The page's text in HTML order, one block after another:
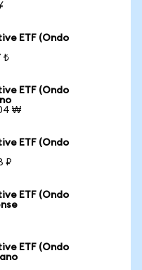
ETF (Ondo
₺
ETF (Ondo
₩
ETF (Ondo
₽
ETF (Ondo
ETF (Ondo